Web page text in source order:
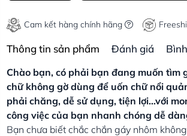
Cam kết hàng chính hãng
Thông tin sản phẩm Đánh giá
Chào bạn, có phải bạn đang muốn tìm
chữ không gờ dùng để uốn chữ nổi
phải chăng, dễ sử dụng, tiện lợi…với
công việc của bạn nhanh chóng dễ
Bạn chưa biết chắc chắn gáy nhôm